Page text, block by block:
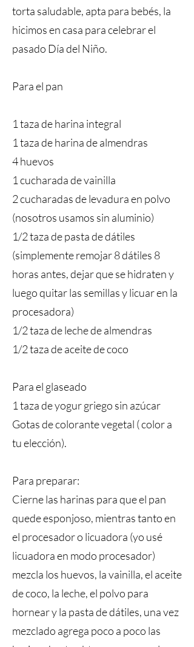
torta saludable, apta para bebés, la
hicimos en casa para celebrar el
pasado Día del Niño.
Para el pan
1 taza de harina integral
1 taza de harina de almendras
4 huevos
1 cucharada de vainilla
2 cucharadas de levadura en polvo
(nosotros usamos sin aluminio)
1/2 taza de pasta de dátiles
(simplemente remojar 8 dátiles 8
horas antes, dejar que se hidraten y
luego quitar las semillas y licuar en la
procesadora)
1/2 taza de leche de almendras
1/2 taza de aceite de coco
Para el glaseado
1 taza de yogur griego sin azúcar
Gotas de colorante vegetal ( color a
tu elección).
Para preparar:
Cierne las harinas para que el pan
quede esponjoso, mientras tanto en
el procesador o licuadora (yo usé
licuadora en modo procesador)
mezcla los huevos, la vainilla, el aceite
de coco, la leche, el polvo para
hornear y la pasta de dátiles, una vez
mezclado agrega poco a poco las